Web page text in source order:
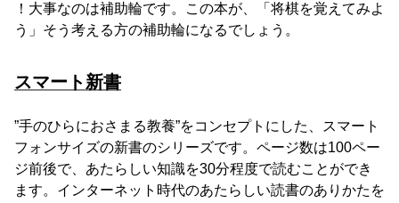
！大事なのは補助輪です。この本が、「将棋を覚えてみよ
う」そう考える方の補助輪になるでしょう。
スマート新書
”手のひらにおさまる教養”をコンセプトにした、スマート
フォンサイズの新書のシリーズです。ページ数は100ペー
ジ前後で、あたらしい知識を30分程度で読むことができ
ます。インターネット時代のあたらしい読書のありかたを